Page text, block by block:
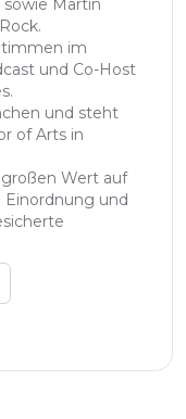
sowie Martin
im
und Co-Host
und steht
of Arts in
Wert auf
Einordnung und